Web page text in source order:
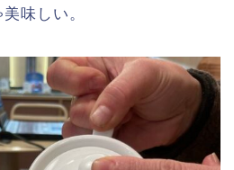
味しい。